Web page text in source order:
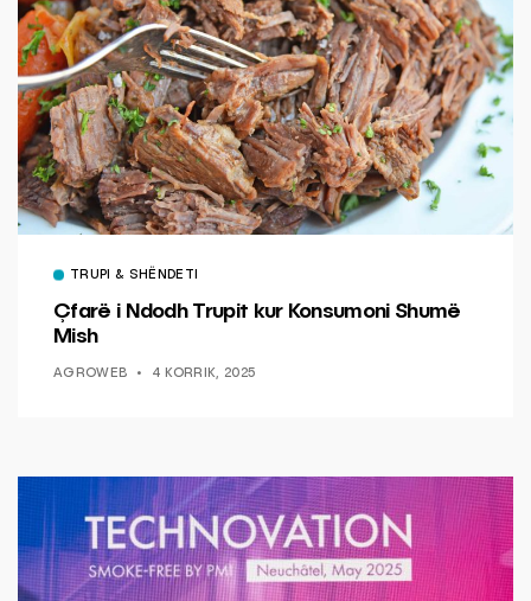
TRUPI & SHËNDETI
Çfarë i Ndodh Trupit kur Konsumoni Shumë
Mish
AGROWEB 4 KORRIK, 2025